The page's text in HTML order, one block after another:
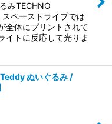
みTECHNO
ペーストライブでは
全体にプリントされて
イトに反応して光りま
ぬいぐるみ /